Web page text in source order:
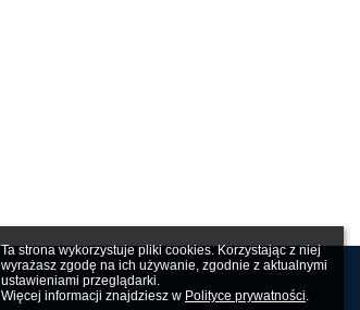
Ta strona wykorzystuje pliki cookies. Korzystając z niej
wyrażasz zgodę na ich używanie, zgodnie z aktualnymi
ustawieniami przeglądarki.
Więcej informacji znajdziesz w Polityce prywatności.